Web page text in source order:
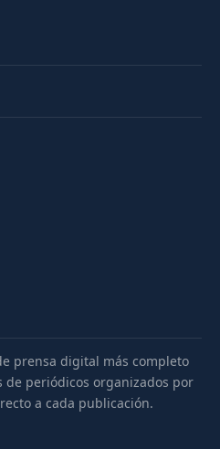
prensa digital más completo
periódicos organizados por
a cada publicación.